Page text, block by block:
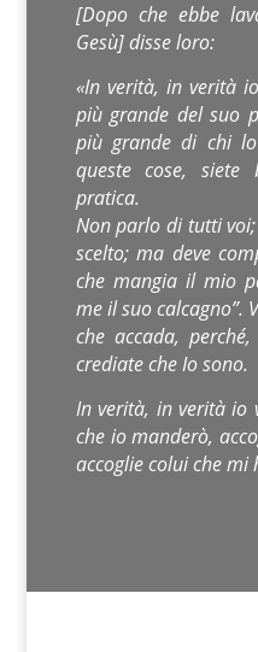
[Dopo che ebbe
Gesù] disse loro:
«In verità, in verità
più grande del suo
più grande di chi
queste cose,
pratica.
Non parlo di tutti
scelto; ma deve
che mangia il mio
me il suo calcagno”.
che accada,
crediate che Io sono.
In verità, in verità io
che io manderò,
accoglie colui che mi